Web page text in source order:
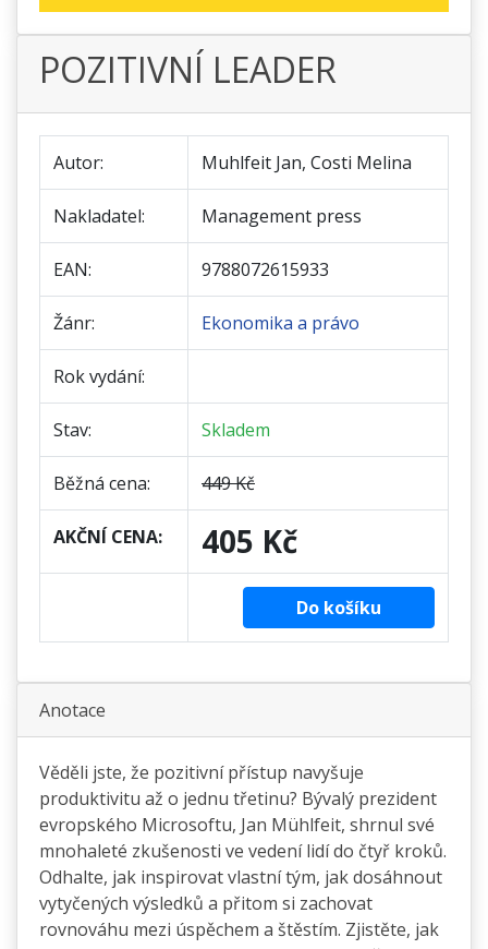
POZITIVNÍ LEADER
Autor: Muhlfeit Jan, Costi Melina
Nakladatel: Management press
EAN: 9788072615933
Žánr: Ekonomika a právo
Rok vydání:
Stav: Skladem
Běžná cena: 449 Kč
AKČNÍ CENA: 405 Kč
Do košíku
Anotace
Věděli jste, že pozitivní přístup navyšuje
produktivitu až o jednu třetinu? Bývalý prezident
evropského Microsoftu, Jan Mühlfeit, shrnul své
mnohaleté zkušenosti ve vedení lidí do čtyř kroků.
Odhalte, jak inspirovat vlastní tým, jak dosáhnout
vytyčených výsledků a přitom si zachovat
rovnováhu mezi úspěchem a štěstím. Zjistěte, jak